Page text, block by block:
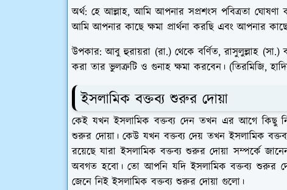
অর্থ: হে আল্লাহ, আমি আপনার সপ্রশংস পবিত্রতা ঘোষণা
আমি আপনার কাছে ক্ষমা প্রার্থনা করছি এবং আপনার
উপকার:আবু হুরায়রা (রা.) থেকে বর্ণিত, রাসুলুল্লাহ
করা তার ভুলত্রুটি ও গুনাহ ক্ষমা করবেন। (তিরমিজি,
ইসলামিক বক্তব্য শুরুর দোয়া
কেই যখন ইসলামিক বক্তব্য দেন তখন এর আগে কিছু
শুরুর দোয়া। কেউ যখন বক্তব্য দেয় তখন ইসলামিক
রয়েছে যারা ইসলামিক বক্তব্য শুরুর দোয়া সম্পর্কে
অবগত হবো। তো আপনি যদি ইসলামিক বক্তব্য শুরুর
জেনে নিই ইসলামিক বক্তব্য শুরুর দোয়া গুলো।